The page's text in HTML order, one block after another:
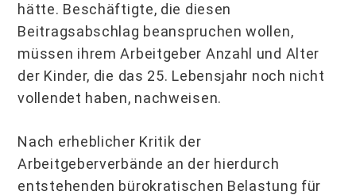
hätte. Beschäftigte, die diesen
Beitragsabschlag beanspruchen wollen,
müssen ihrem Arbeitgeber Anzahl und Alter
der Kinder, die das 25. Lebensjahr noch nicht
vollendet haben, nachweisen.
Nach erheblicher Kritik der
Arbeitgeberverbände an der hierdurch
entstehenden bürokratischen Belastung für